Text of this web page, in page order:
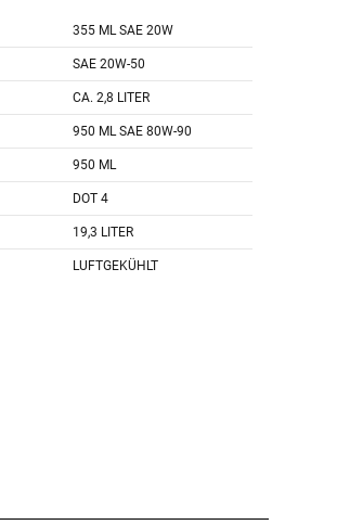
355 ML SAE 20W
SAE 20W-50
CA. 2,8 LITER
950 ML SAE 80W-90
950 ML
DOT 4
19,3 LITER
LUFTGEKÜHLT